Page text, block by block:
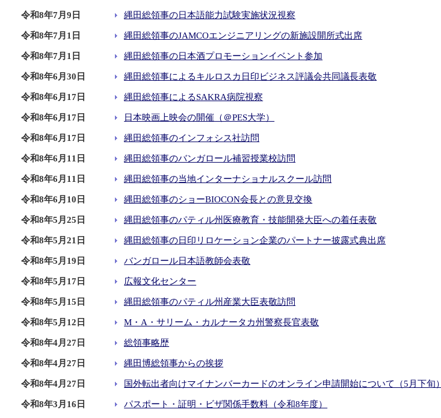
令和8年7月9日 縄田総領事の日本語能力試験実施状況視察
令和8年7月1日 縄田総領事のJAMCOエンジニアリングの新施設開所式出席
令和8年7月1日 縄田総領事の日本酒プロモーションイベント参加
令和8年6月30日 縄田総領事によるキルロスカ日印ビジネス評議会共同議長表敬
令和8年6月17日 縄田総領事によるSAKRA病院視察
令和8年6月17日 日本映画上映会の開催（＠PES大学）
令和8年6月17日 縄田総領事のインフォシス社訪問
令和8年6月11日 縄田総領事のバンガロール補習授業校訪問
令和8年6月11日 縄田総領事の当地インターナショナルスクール訪問
令和8年6月10日 縄田総領事のショーBIOCON会長との意見交換
令和8年5月25日 縄田総領事のパティル州医療教育・技能開発大臣への着任表敬
令和8年5月21日 縄田総領事の日印リロケーション企業のパートナー披露式典出席
令和8年5月19日 バンガロール日本語教師会表敬
令和8年5月17日 広報文化センター
令和8年5月15日 縄田総領事のパティル州産業大臣表敬訪問
令和8年5月12日 M・A・サリーム・カルナータカ州警察長官表敬
令和8年4月27日 総領事略歴
令和8年4月27日 縄田博総領事からの挨拶
令和8年4月27日 国外転出者向けマイナンバーカードのオンライン申請開始について（5月下旬）
令和8年3月16日 パスポート・証明・ビザ関係手数料（令和8年度）